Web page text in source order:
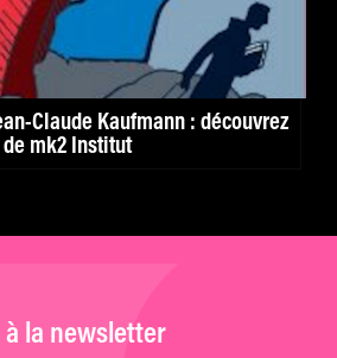
Claude Kaufmann : découvrez
mk2 Institut
la newsletter